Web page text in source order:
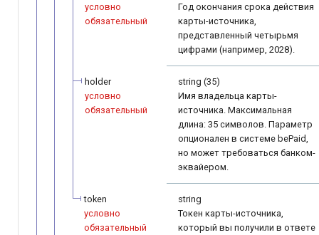
условно
обязательный
Год окончания срока действия
карты-источника,
представленный четырьмя
цифрами (например, 2028).
holder
условно
обязательный
string (35)
Имя владельца карты-
источника. Максимальная
длина: 35 символов. Параметр
опционален в системе bePaid,
но может требоваться банком-
эквайером.
token
условно
обязательный
string
Токен карты-источника,
который вы получили в ответе